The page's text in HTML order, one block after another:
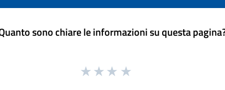
sono chiare le informazioni su questa